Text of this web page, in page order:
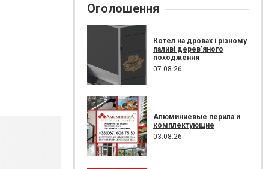
Оголошення
Котел на дровах і різному
паливі дерев’яного
походження
07.08.26
Алюминиевые перила и
комплектующие
03.08.26